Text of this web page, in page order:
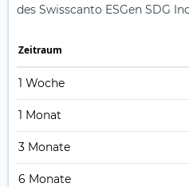
des Swisscanto ESGen SDG
Zeit­raum
1 Woche
1 Monat
3 Monate
6 Monate